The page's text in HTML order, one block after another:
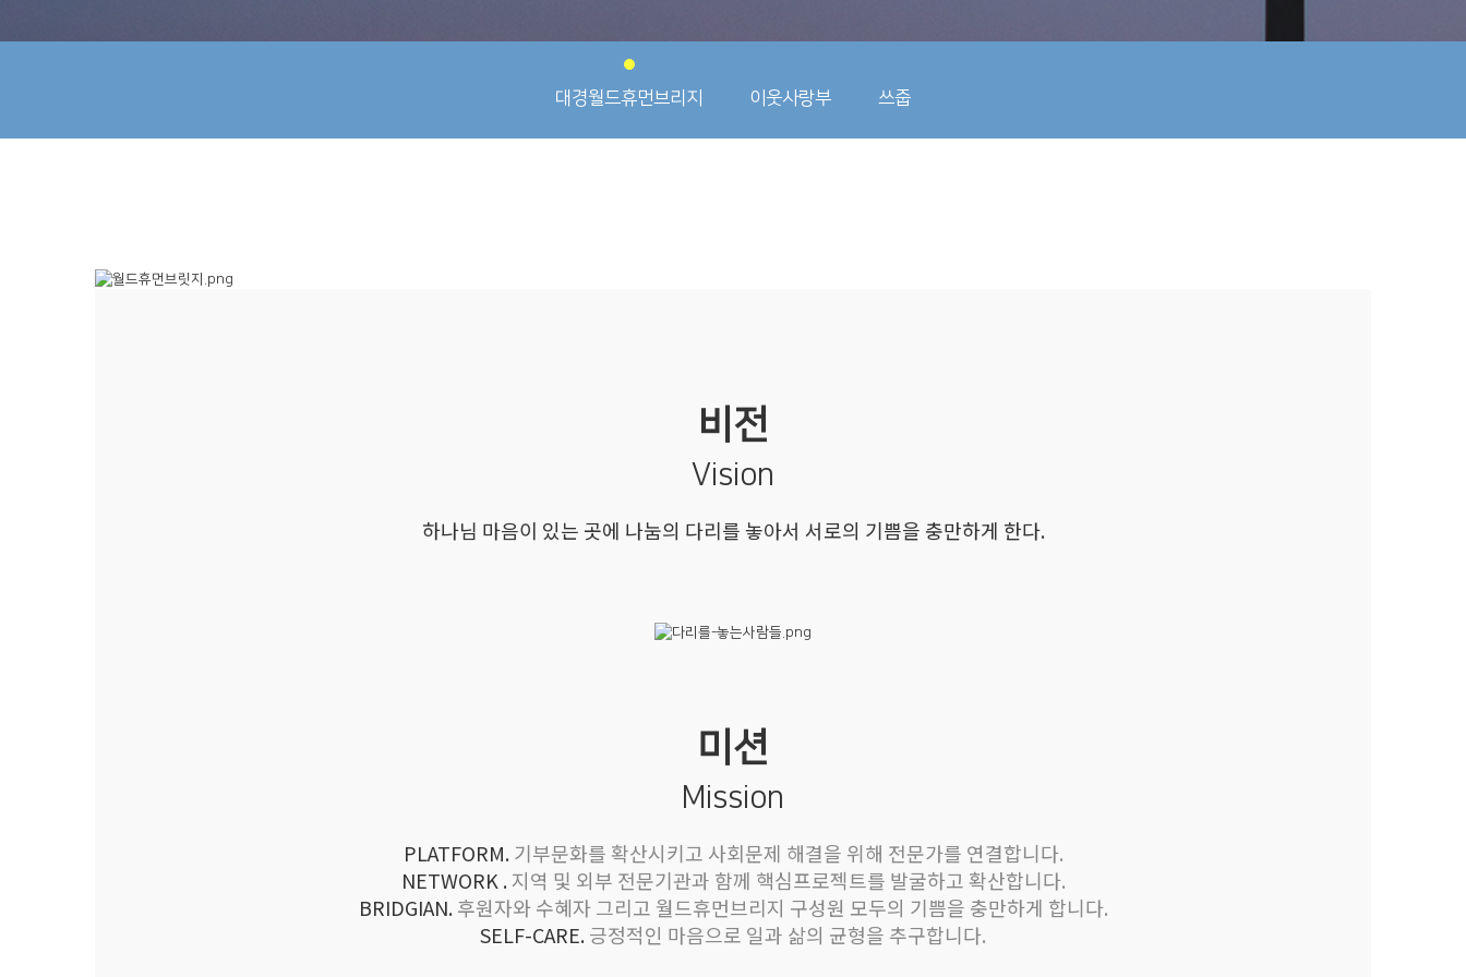
대경월드휴먼브리지 이웃사랑부 쓰줍
비전
Vision
하나님 마음이 있는 곳에 나눔의 다리를 놓아서 서로의 기쁨을 충만하게 한다.
미션
Mission
PLATFORM.기부문화를 확산시키고 사회문제 해결을 위해 전문가를 연결합니다.
NETWORK .지역 및 외부 전문기관과 함께 핵심프로젝트를 발굴하고 확산합니다.
BRIDGIAN.후원자와 수혜자 그리고 월드휴먼브리지 구성원 모두의 기쁨을 충만하게 합니다.
SELF-CARE.긍정적인 마음으로 일과 삶의 균형을 추구합니다.